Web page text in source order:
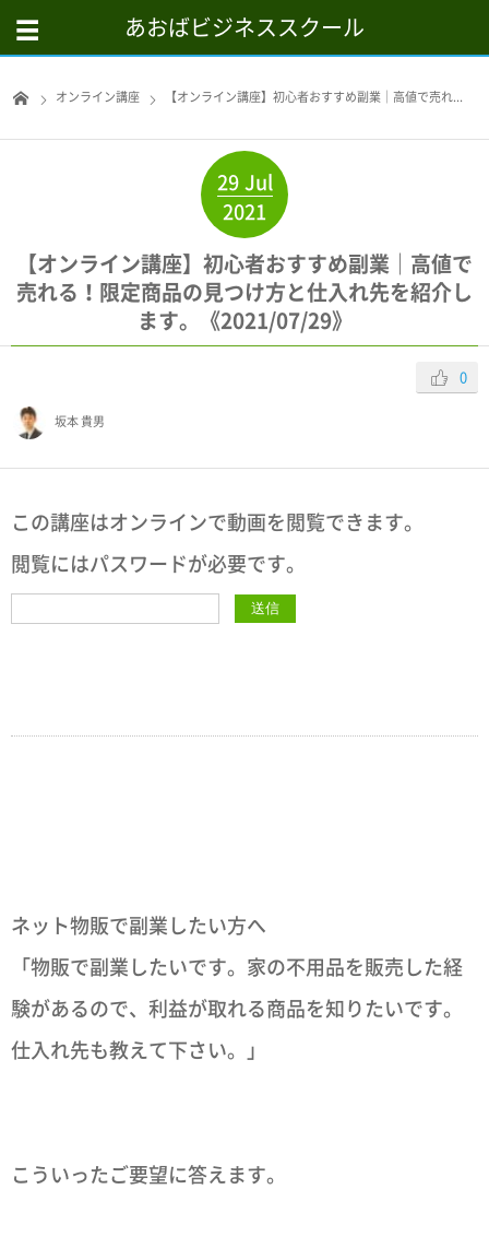
あおばビジネススクール
オンライン講座 【オンライン講座】初心者おすすめ副業｜高値で売れ...
29 Jul
2021
【オンライン講座】初心者おすすめ副業｜高値で
売れる！限定商品の見つけ方と仕入れ先を紹介し
ます。《2021/07/29》
0
坂本 貴男
この講座はオンラインで動画を閲覧できます。
閲覧にはパスワードが必要です。
ネット物販で副業したい方へ
「物販で副業したいです。家の不用品を販売した経
験があるので、利益が取れる商品を知りたいです。
仕入れ先も教えて下さい。」
こういったご要望に答えます。